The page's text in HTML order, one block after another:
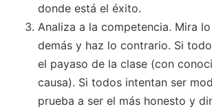
donde está el éxito.
Analiza a la competencia. Mira
demás y haz lo contrario. Si
el payaso de la clase (con
causa). Si todos intentan ser
prueba a ser el más honesto y